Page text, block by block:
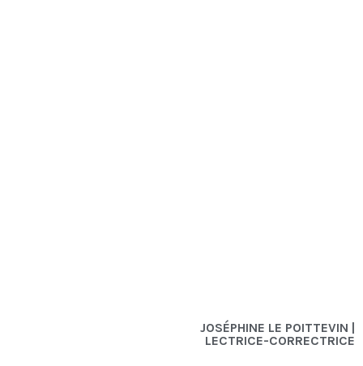
JOSÉPHINE LE POITTEVIN |
LECTRICE-CORRECTRICE